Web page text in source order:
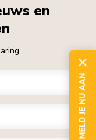
en
MELD JE NU AAN